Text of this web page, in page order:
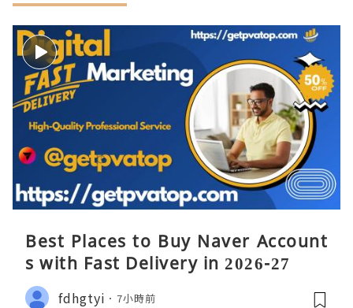
Best Places to Buy Naver Account
s with Fast Delivery in 2026-27
fdhgtyi 7小時前